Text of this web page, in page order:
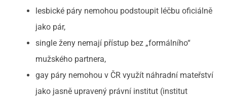
lesbické páry nemohou podstoupit léčbu oficiálně
jako pár,
single ženy nemají přístup bez „formálního“
mužského partnera,
gay páry nemohou v ČR využít náhradní mateřství
jako jasně upravený právní institut (institut